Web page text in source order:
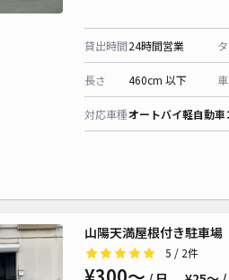
貸出時間24時間営業
長さ 460cm 以下
対応車種オートバイ軽自動車
山陽天満屋根付き駐車場
5 / 2件